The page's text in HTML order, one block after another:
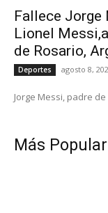
Fallece
Lionel
de Rosario,
Deportes agosto 8,
Jorge Messi, padre
Más Popular